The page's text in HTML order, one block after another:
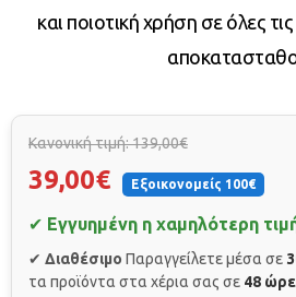
και ποιοτική χρήση σε όλες
Κανονική τιμή: 139,00€
39,00€ Εξοικονομείς 100€
✔ Εγγυημένη η χαμηλότερη
✔ Διαθέσιμο Παραγγείλετε μέσα σε
τα προϊόντα στα χέρια σας σε 48